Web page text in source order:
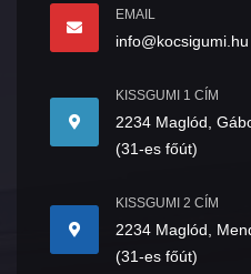
EMAIL
info@kocsigumi.hu
KISSGUMI 1 CÍM
2234 Maglód,
(31-es főút)
KISSGUMI 2 CÍM
2234 Maglód,
(31-es főút)